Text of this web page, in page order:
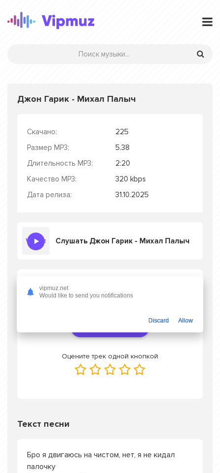
Джон Гарик - Михал Палыч
Скачано:
225
Размер MP3:
5.38
Длительность MP3:
2:20
Качество MP3:
320 kbps
Дата релиза:
31.10.2025
Слушать Джон Гарик - Михал Палыч
Скачать песню Джон Гарик - Михал Палыч
в mp3 или слушать онлайн бесплатно
Оцените трек одной кнопкой
Текст песни
Бро я двигаюсь на чистом, нет, я не кидал
палочку
vipmuz.net
Would like to send you notifications
Discard Allow